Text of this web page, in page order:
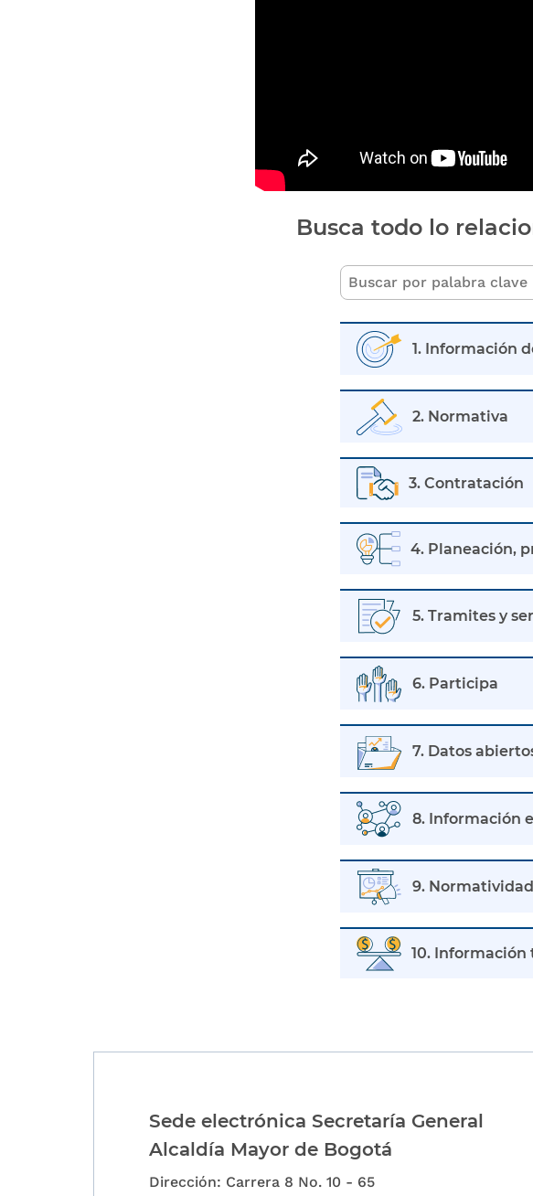
Busca todo lo
1. Información
2. Normativa
3. Contratación
4. Planeación,
5. Tramites y
6. Participa
7. Datos
8. Información
9. Normatividad
10.
Sede electrónica Secretaría General
Alcaldía Mayor de Bogotá
Dirección: Carrera 8 No. 10 - 65